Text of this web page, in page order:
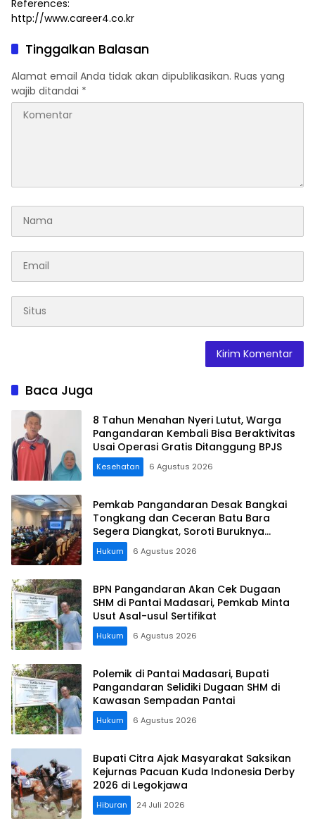
References:
http://www.career4.co.kr
Tinggalkan Balasan
Alamat email Anda tidak akan dipublikasikan. Ruas yang
wajib ditandai *
Baca Juga
8 Tahun Menahan Nyeri Lutut, Warga
Pangandaran Kembali Bisa Beraktivitas
Usai Operasi Gratis Ditanggung BPJS
Kesehatan 6 Agustus 2026
Pemkab Pangandaran Desak Bangkai
Tongkang dan Ceceran Batu Bara
Segera Diangkat, Soroti Buruknya
Koordinasi Perusahaan
Hukum 6 Agustus 2026
BPN Pangandaran Akan Cek Dugaan
SHM di Pantai Madasari, Pemkab Minta
Usut Asal-usul Sertifikat
Hukum 6 Agustus 2026
Polemik di Pantai Madasari, Bupati
Pangandaran Selidiki Dugaan SHM di
Kawasan Sempadan Pantai
Hukum 6 Agustus 2026
Bupati Citra Ajak Masyarakat Saksikan
Kejurnas Pacuan Kuda Indonesia Derby
2026 di Legokjawa
Hiburan 24 Juli 2026